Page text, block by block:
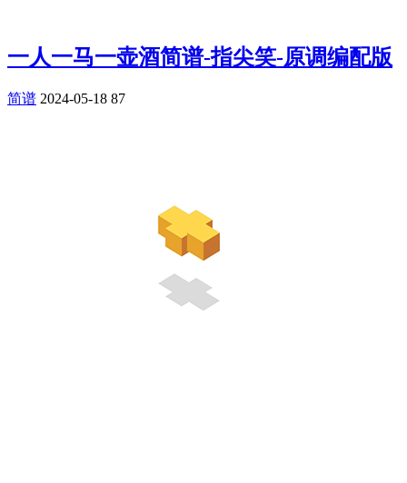
一人一马一壶酒简谱-指尖笑-原调编配版
简谱 2024-05-18 87